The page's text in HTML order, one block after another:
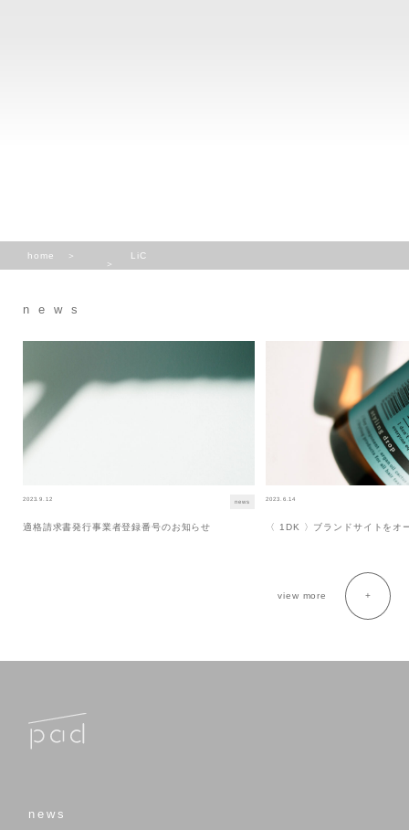
home LiC
news
2023.9.12 news
適格請求書発行事業者登録番号のお知らせ
2023.6.14
〈 1DK 〉ブランドサイトをオ
view more
news